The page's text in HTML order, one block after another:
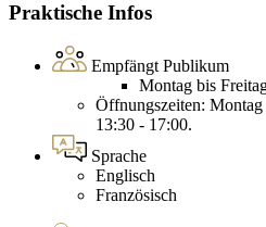
Praktische Infos
Empfängt Publikum
Montag bis
Öffnungszeiten:
13:30 - 17:00.
Sprache
Englisch
Französisch